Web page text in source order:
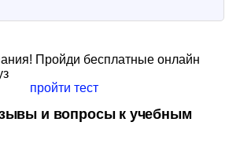
Пройди бесплатные онлайн
пройти тест
и вопросы к учебным